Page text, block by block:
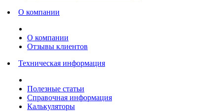
О компании
О компании
Отзывы клиентов
Техническая информация
Полезные статьи
Справочная информация
Калькуляторы